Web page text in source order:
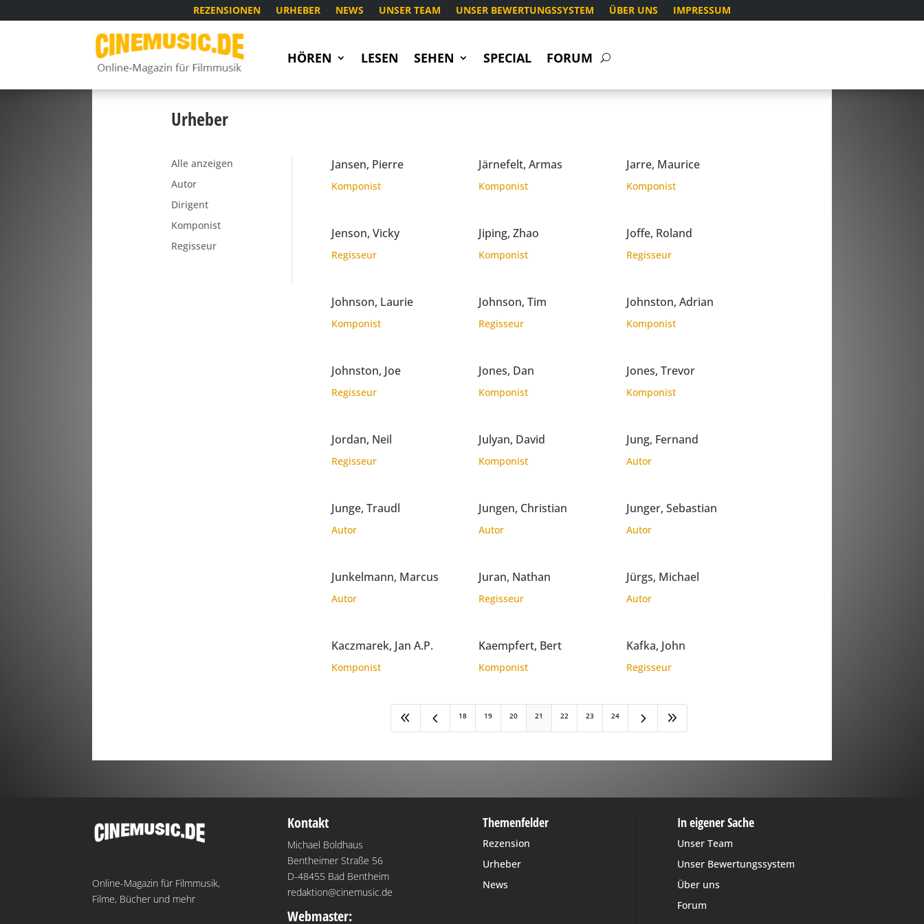
REZENSIONEN URHEBER NEWS UNSER TEAM UNSER BEWERTUNGSSYSTEM ÜBER UNS IMPRESSUM
HÖREN LESEN SEHEN SPECIAL FORUM
Urheber
Alle anzeigen
Autor
Dirigent
Komponist
Regisseur
Jansen, Pierre
Komponist
Järnefelt, Armas
Komponist
Jarre, Maurice
Komponist
Jenson, Vicky
Regisseur
Jiping, Zhao
Komponist
Joffe, Roland
Regisseur
Johnson, Laurie
Komponist
Johnson, Tim
Regisseur
Johnston, Adrian
Komponist
Johnston, Joe
Regisseur
Jones, Dan
Komponist
Jones, Trevor
Komponist
Jordan, Neil
Regisseur
Julyan, David
Komponist
Jung, Fernand
Autor
Junge, Traudl
Autor
Jungen, Christian
Autor
Junger, Sebastian
Autor
Junkelmann, Marcus
Autor
Juran, Nathan
Regisseur
Jürgs, Michael
Autor
Kaczmarek, Jan A.P.
Komponist
Kaempfert, Bert
Komponist
Kafka, John
Regisseur
8 4 18 19 20 21 22 23 24 5 9
Online-Magazin für Filmmusik,
Filme, Bücher und mehr
Kontakt
Michael Boldhaus
Bentheimer Straße 56
D-48455 Bad Bentheim
redaktion@cinemusic.de
Webmaster:
Themenfelder
Rezension
Urheber
News
In eigener Sache
Unser Team
Unser Bewertungssystem
Über uns
Forum